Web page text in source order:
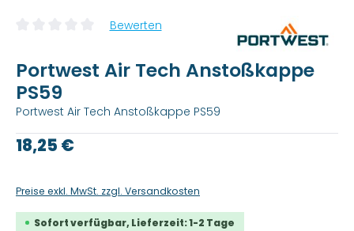
Durchschnittliche Bewertung von 0 von 5 Sternen
Bewerten
Portwest Air Tech Anstoßkappe
PS59
Portwest Air Tech Anstoßkappe PS59
Regulärer Preis:
18,25 €
Preise exkl. MwSt. zzgl. Versandkosten
Sofort verfügbar, Lieferzeit: 1-2 Tage